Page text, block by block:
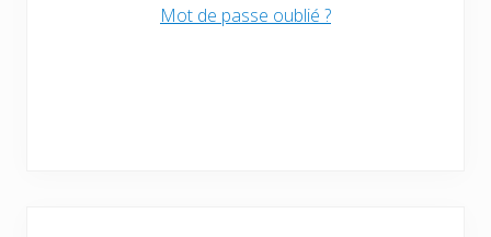
Mot de passe oublié ?